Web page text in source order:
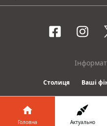
Столиця Ваші
© 2016-
Головна Актуально